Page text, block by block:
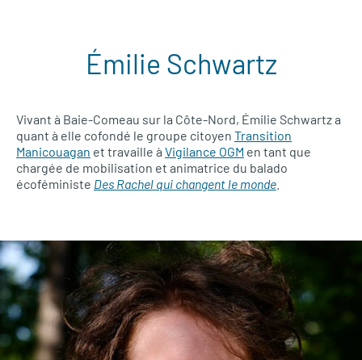
Émilie Schwartz
Vivant à Baie-Comeau sur la Côte-Nord, Émilie Schwartz a
quant à elle cofondé le groupe citoyen Transition
Manicouagan et travaille à Vigilance OGM en tant que
chargée de mobilisation et animatrice du balado
écoféministe Des Rachel qui changent le monde